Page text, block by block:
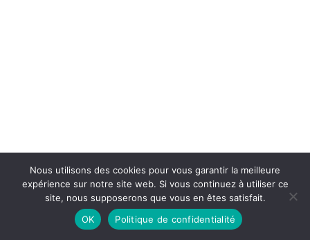
Nous utilisons des cookies pour vous garantir la meilleure
expérience sur notre site web. Si vous continuez à utiliser ce
site, nous supposerons que vous en êtes satisfait.
OK
Politique de confidentialité